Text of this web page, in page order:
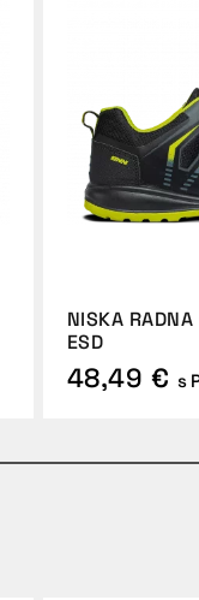
NISKA
ESD
48,49 € s